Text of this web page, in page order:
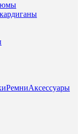
РемниАксессуары